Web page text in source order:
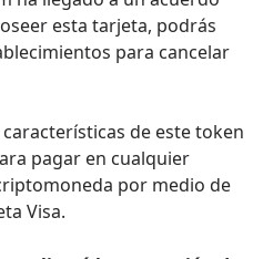
esta tarjeta, podrás
para cancelar
de este token
pagar en cualquier
por medio de
Visa.